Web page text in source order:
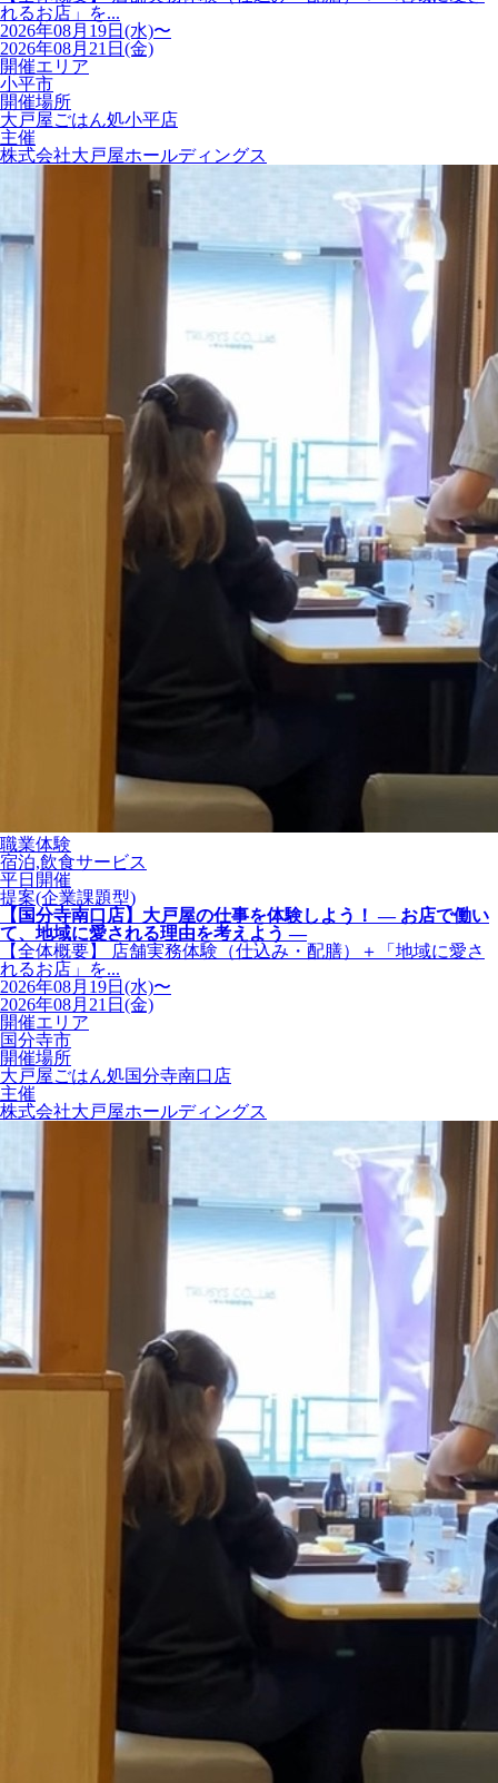
れるお店」を...
2026年08月19日(水)〜
2026年08月21日(金)
開催エリア
小平市
開催場所
大戸屋ごはん処小平店
主催
株式会社大戸屋ホールディングス
職業体験
宿泊,飲食サービス
平日開催
提案(企業課題型)
【国分寺南口店】大戸屋の仕事を体験しよう！ ― お店で働い
て、地域に愛される理由を考えよう ―
【全体概要】 店舗実務体験（仕込み・配膳）＋「地域に愛さ
れるお店」を...
2026年08月19日(水)〜
2026年08月21日(金)
開催エリア
国分寺市
開催場所
大戸屋ごはん処国分寺南口店
主催
株式会社大戸屋ホールディングス